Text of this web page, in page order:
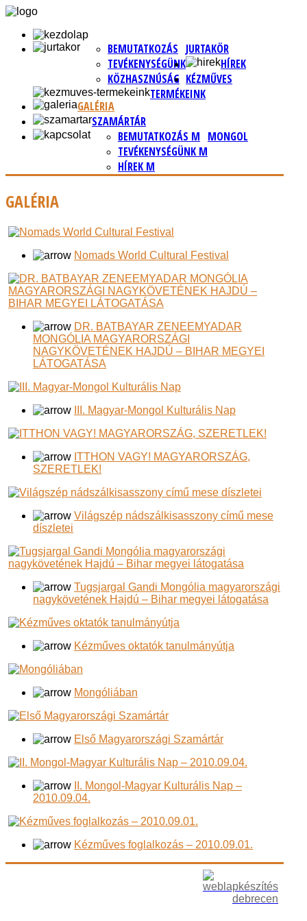
JURTAKÖR
BEMUTATKOZÁS
TEVÉKENYSÉGÜNK
KÖZHASZNÚSÁG
HÍREK
KÉZMŰVES
TERMÉKEINK
GALÉRIA
SZAMÁRTÁR
MONGOL
BEMUTATKOZÁS M
TEVÉKENYSÉGÜNK M
HÍREK M
GALÉRIA
Nomads World Cultural Festival
DR. BATBAYAR ZENEEMYADAR
MONGÓLIA MAGYARORSZÁGI
NAGYKÖVETÉNEK HAJDÚ – BIHAR MEGYEI
LÁTOGATÁSA
III. Magyar-Mongol Kulturális Nap
ITTHON VAGY! MAGYARORSZÁG,
SZERETLEK!
Világszép nádszálkisasszony című mese
díszletei
Tugsjargal Gandi Mongólia magyarországi
nagykövetének Hajdú – Bihar megyei látogatása
Kézműves oktatók tanulmányútja
Mongóliában
Első Magyarországi Szamártár
II. Mongol-Magyar Kulturális Nap –
2010.09.04.
Kézműves foglalkozás – 2010.09.01.